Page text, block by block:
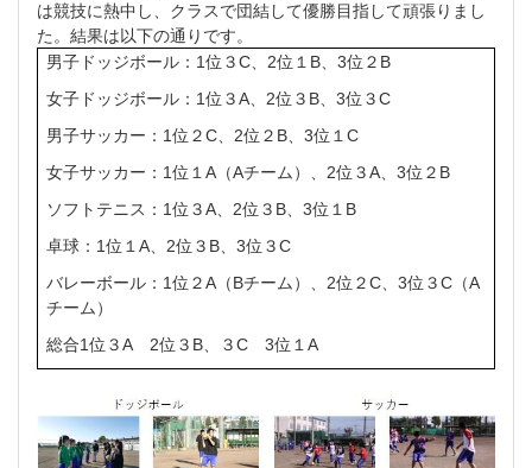
は競技に熱中し、クラスで団結して優勝目指して頑張りまし
た。結果は以下の通りです。
男子ドッジボール： 1位３C、2位１ B、3位２ B
女子ドッジボール： 1位３A、2位３ B、3位３C
男子サッカー： 1位２C、2位２ B、3位１C
女子サッカー： 1位１A（Aチーム）、2位３A、3位２ B
ソフトテニス： 1位３A、2位３ B、3位１ B
卓球： 1位１A、2位３ B、3位３C
バレーボール： 1位２A（Bチーム）、2位２C、3位３C （A
チーム）
総合1位３A 2位３ B、３C 3位１A